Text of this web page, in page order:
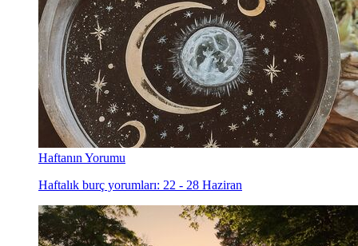
Haftanın Yorumu
Haftalık burç yorumları: 22 - 28 Haziran